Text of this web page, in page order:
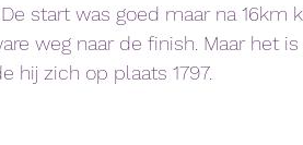
start was goed maar na 16km
weg naar de finish. Maar het
hij zich op plaats 1797.